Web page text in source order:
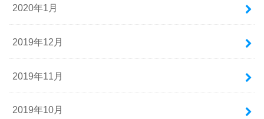
2020年1月
2019年12月
2019年11月
2019年10月